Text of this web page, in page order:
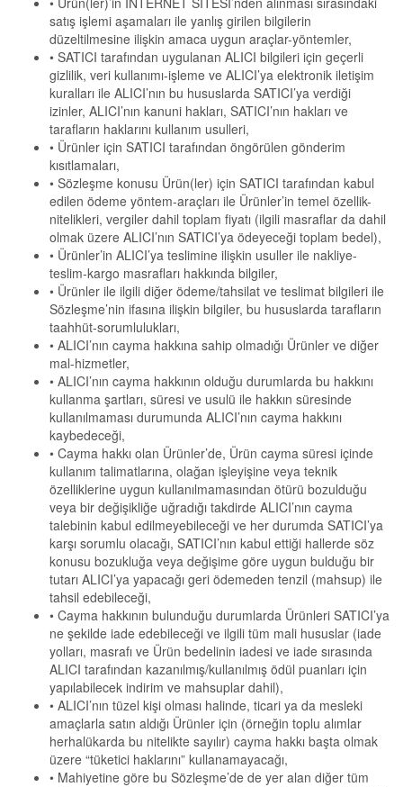
satış işlemi aşamaları ile yanlış girilen bilgilerin
düzeltilmesine ilişkin amaca uygun araçlar-yöntemler,
• SATICI tarafından uygulanan ALICI bilgileri için geçerli
gizlilik, veri kullanımı-işleme ve ALICI’ya elektronik iletişim
kuralları ile ALICI’nın bu hususlarda SATICI’ya verdiği
izinler, ALICI’nın kanuni hakları, SATICI’nın hakları ve
tarafların haklarını kullanım usulleri,
• Ürünler için SATICI tarafından öngörülen gönderim
kısıtlamaları,
• Sözleşme konusu Ürün(ler) için SATICI tarafından kabul
edilen ödeme yöntem-araçları ile Ürünler’in temel özellik-
nitelikleri, vergiler dahil toplam fiyatı (ilgili masraflar da dahil
olmak üzere ALICI’nın SATICI’ya ödeyeceği toplam bedel),
• Ürünler’in ALICI’ya teslimine ilişkin usuller ile nakliye-
teslim-kargo masrafları hakkında bilgiler,
• Ürünler ile ilgili diğer ödeme/tahsilat ve teslimat bilgileri ile
Sözleşme’nin ifasına ilişkin bilgiler, bu hususlarda tarafların
taahhüt-sorumlulukları,
• ALICI’nın cayma hakkına sahip olmadığı Ürünler ve diğer
mal-hizmetler,
• ALICI’nın cayma hakkının olduğu durumlarda bu hakkını
kullanma şartları, süresi ve usulü ile hakkın süresinde
kullanılmaması durumunda ALICI’nın cayma hakkını
kaybedeceği,
• Cayma hakkı olan Ürünler’de, Ürün cayma süresi içinde
kullanım talimatlarına, olağan işleyişine veya teknik
özelliklerine uygun kullanılmamasından ötürü bozulduğu
veya bir değişikliğe uğradığı takdirde ALICI’nın cayma
talebinin kabul edilmeyebileceği ve her durumda SATICI’ya
karşı sorumlu olacağı, SATICI’nın kabul ettiği hallerde söz
konusu bozukluğa veya değişime göre uygun bulduğu bir
tutarı ALICI’ya yapacağı geri ödemeden tenzil (mahsup) ile
tahsil edebileceği,
• Cayma hakkının bulunduğu durumlarda Ürünleri SATICI’ya
ne şekilde iade edebileceği ve ilgili tüm mali hususlar (iade
yolları, masrafı ve Ürün bedelinin iadesi ve iade sırasında
ALICI tarafından kazanılmış/kullanılmış ödül puanları için
yapılabilecek indirim ve mahsuplar dahil),
• ALICI’nın tüzel kişi olması halinde, ticari ya da mesleki
amaçlarla satın aldığı Ürünler için (örneğin toplu alımlar
herhalükarda bu nitelikte sayılır) cayma hakkı başta olmak
üzere “tüketici haklarını” kullanamayacağı,
• Mahiyetine göre bu Sözleşme’de de yer alan diğer tüm